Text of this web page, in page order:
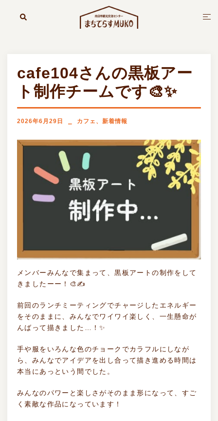
検
索
ト
cafe104さんの黒板アー
ト制作チームです🎨✨
2026年6月29日 カフェ 、 新着情報
メンバーみんなで集まって、黒板アートの制作をして
きましたーー！🎨✍️
前回のランチミーティングでチャージしたエネルギー
をそのままに、みんなでワイワイ楽しく、一生懸命が
んばって描きました…！✨
手や服をいろんな色のチョークでカラフルにしなが
ら、みんなでアイデアを出し合って描き進める時間は
本当にあっという間でした。
みんなのパワーと楽しさがそのまま形になって、すご
く素敵な作品になっています！